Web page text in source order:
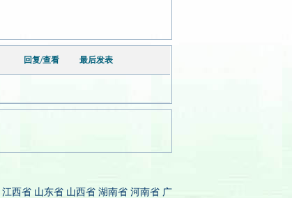
回复/查看 最后发表
江西省 山东省 山西省 湖南省 河南省 广